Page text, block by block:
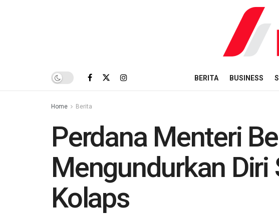
BERITA BUSINESS
Home Berita
Perdana Menteri
Mengundurkan
Kolaps